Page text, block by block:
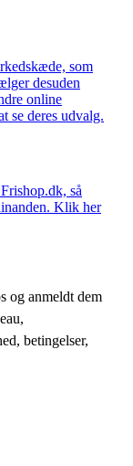
som
desuden
online
se deres udvalg.
så
Klik her
og anmeldt dem
betingelser,